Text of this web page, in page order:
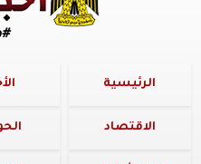
الرئيسية
الاقتصاد